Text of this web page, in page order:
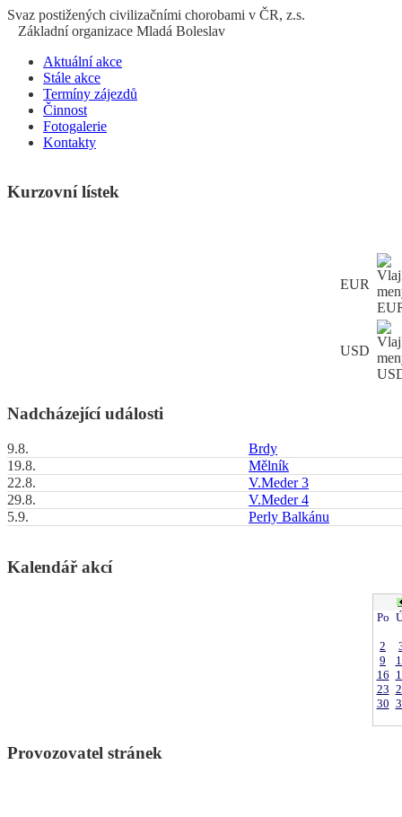
Svaz postižených civilizačními chorobami v ČR, z.s.
Základní organizace Mladá Boleslav
Aktuální akce
Stále akce
Termíny zájezdů
Činnost
Fotogalerie
Kontakty
Kurzovní lístek
EUR
USD
Nadcházející události
9.8.
Brdy
19.8.
Mělník
22.8.
V.Meder 3
29.8.
V.Meder 4
5.9.
Perly Balkánu
Kalendář akcí
Po
2
9
16
23
30
Provozovatel stránek